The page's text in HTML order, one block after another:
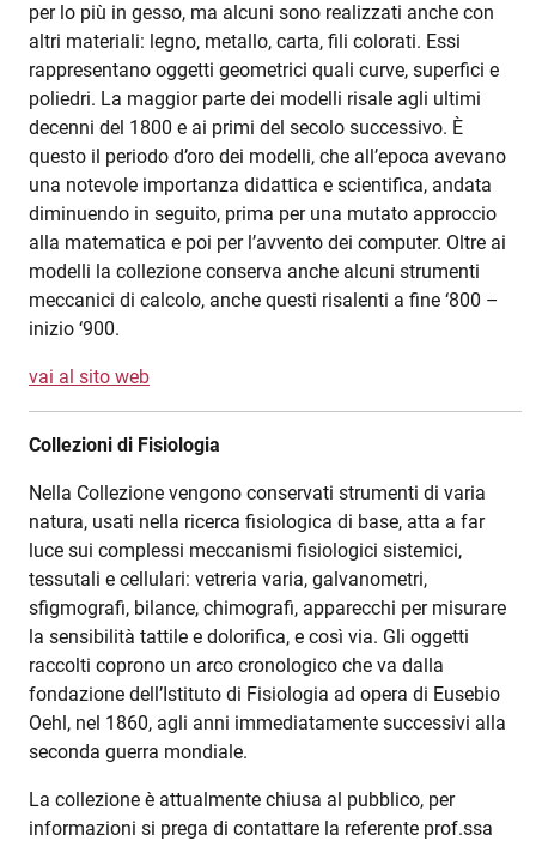
per lo più in gesso, ma alcuni sono realizzati anche con
altri materiali: legno, metallo, carta, fili colorati. Essi
rappresentano oggetti geometrici quali curve, superfici e
poliedri. La maggior parte dei modelli risale agli ultimi
decenni del 1800 e ai primi del secolo successivo. È
questo il periodo d’oro dei modelli, che all’epoca avevano
una notevole importanza didattica e scientifica, andata
diminuendo in seguito, prima per una mutato approccio
alla matematica e poi per l’avvento dei computer. Oltre ai
modelli la collezione conserva anche alcuni strumenti
meccanici di calcolo, anche questi risalenti a fine ‘800 –
inizio ‘900.
vai al sito web
Collezioni di Fisiologia
Nella Collezione vengono conservati strumenti di varia
natura, usati nella ricerca fisiologica di base, atta a far
luce sui complessi meccanismi fisiologici sistemici,
tessutali e cellulari: vetreria varia, galvanometri,
sfigmografi, bilance, chimografi, apparecchi per misurare
la sensibilità tattile e dolorifica, e così via. Gli oggetti
raccolti coprono un arco cronologico che va dalla
fondazione dell’Istituto di Fisiologia ad opera di Eusebio
Oehl, nel 1860, agli anni immediatamente successivi alla
seconda guerra mondiale.
La collezione è attualmente chiusa al pubblico, per
informazioni si prega di contattare la referente prof.ssa